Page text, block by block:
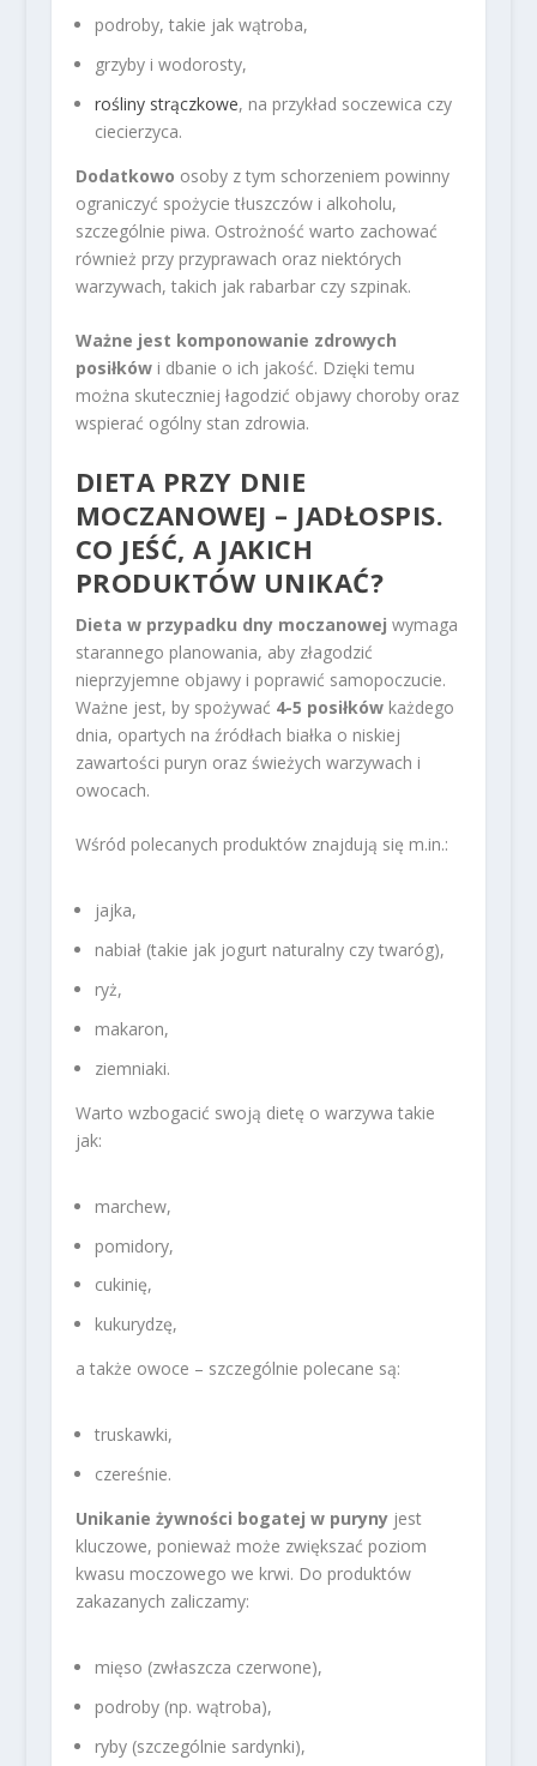
podroby, takie jak wątroba,
grzyby i wodorosty,
rośliny strączkowe, na przykład soczewica czy
ciecierzyca.
Dodatkowo osoby z tym schorzeniem powinny
ograniczyć spożycie tłuszczów i alkoholu,
szczególnie piwa. Ostrożność warto zachować
również przy przyprawach oraz niektórych
warzywach, takich jak rabarbar czy szpinak.
Ważne jest komponowanie zdrowych
posiłkówi dbanie o ich jakość. Dzięki temu
można skuteczniej łagodzić objawy choroby oraz
wspierać ogólny stan zdrowia.
DIETA PRZY DNIE
MOCZANOWEJ – JADŁOSPIS.
CO JEŚĆ, A JAKICH
PRODUKTÓW UNIKAĆ?
Dieta w przypadku dny moczanowej wymaga
starannego planowania, aby złagodzić
nieprzyjemne objawy i poprawić samopoczucie.
Ważne jest, by spożywać 4-5 posiłkówkażdego
dnia, opartych na źródłach białka o niskiej
zawartości puryn oraz świeżych warzywach i
owocach.
Wśród polecanych produktów znajdują się m.in.:
jajka,
nabiał (takie jak jogurt naturalny czy twaróg),
ryż,
makaron,
ziemniaki.
Warto wzbogacić swoją dietę o warzywa takie
jak:
marchew,
pomidory,
cukinię,
kukurydzę,
a także owoce – szczególnie polecane są:
truskawki,
czereśnie.
Unikanie żywności bogatej w purynyjest
kluczowe, ponieważ może zwiększać poziom
kwasu moczowego we krwi. Do produktów
zakazanych zaliczamy:
mięso (zwłaszcza czerwone),
podroby (np. wątroba),
ryby (szczególnie sardynki),